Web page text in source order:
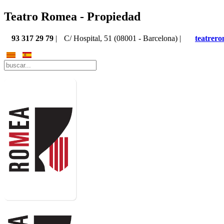
Teatro Romea - Propiedad
93 317 29 79 | C/ Hospital, 51 (08001 - Barcelona) |